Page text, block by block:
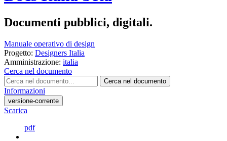
Documenti pubblici, digitali.
Manuale operativo di design
Progetto: Designers Italia
Amministrazione: italia
Cerca nel documento
Cerca nel documento
Informazioni
versione-corrente
Scarica
pdf